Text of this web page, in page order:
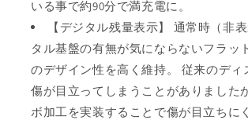
Pro
SLIM
Cable
35W
(ブ
ラ
ッ
Pro
SLIM
Cable
35W
(ブ
ラ
ッ
いる事で約90分で満充電に。
【デジタル残量表示】 通常時（非
タル基盤の有無が気にならないフラッ
のデザイン性を高く維持。 従来のディ
傷が目立ってしまうことがありました
ボ加工を実装することで傷が目立ちに